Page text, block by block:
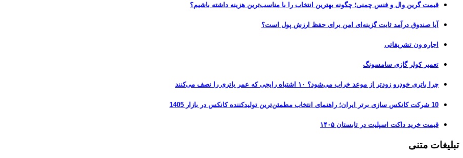
قیمت گرین وال و فنس چمنی؛ چگونه بهترین انتخاب را با مناسب‌ترین هزینه داشته باشیم؟
آیا صندوق درآمد ثابت گزینه‌ای امن برای حفظ ارزش پول است؟
اجاره ون تشریفاتی
تعمیر کولر گازی سامسونگ
چرا باتری خودرو زودتر از موعد خراب می‌شود؟ ۱۰ اشتباه رایجی که عمر باتری را نصف می‌کنند
10 شرکت کانکس سازی برتر ایران؛ راهنمای انتخاب مطمئن‌ترین تولیدکننده کانکس در بازار 1405
قیمت خرید داکت اسپلیت در تابستان ۱۴۰۵
تبلیغات متنی